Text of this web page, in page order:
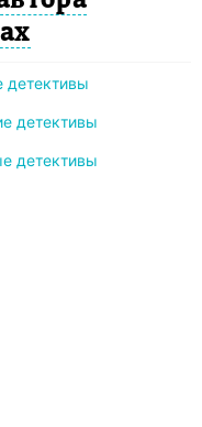
детективы
детективы